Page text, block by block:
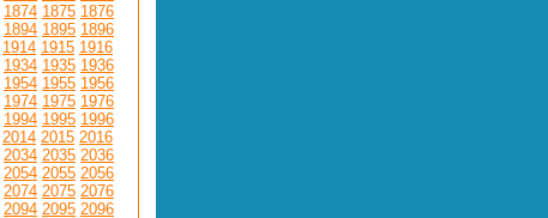
1874 1875 1876
1894 1895 1896
1914 1915 1916
1934 1935 1936
1954 1955 1956
1974 1975 1976
1994 1995 1996
2014 2015 2016
2034 2035 2036
2054 2055 2056
2074 2075 2076
2094 2095 2096